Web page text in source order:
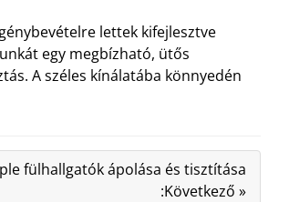
lettek kifejlesztve
egy megbízható, ütős
A széles kínálatába könnyedén
fülhallgatók ápolása és tisztítása
:Következő »